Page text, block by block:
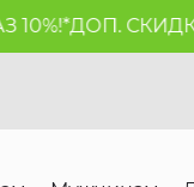
ДОП. СКИДКА